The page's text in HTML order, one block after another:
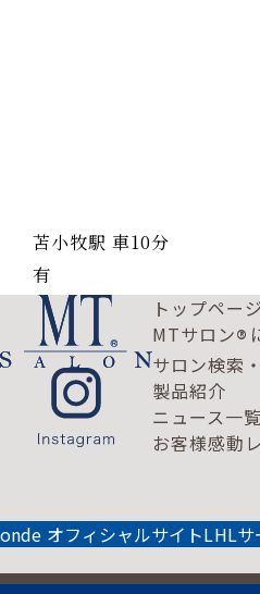
苫小牧駅 車10分
有
トップページ
MTサロン®
サロン検索
製品紹介
ニュース一覧
お客様感動
onde オフィシャルサイトLHLサ